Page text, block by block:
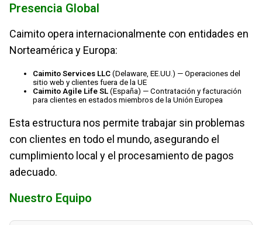
Presencia Global
Caimito opera internacionalmente con entidades en
Norteamérica y Europa:
Caimito Services LLC (Delaware, EE.UU.) — Operaciones del
sitio web y clientes fuera de la UE
Caimito Agile Life SL (España) — Contratación y facturación
para clientes en estados miembros de la Unión Europea
Esta estructura nos permite trabajar sin problemas
con clientes en todo el mundo, asegurando el
cumplimiento local y el procesamiento de pagos
adecuado.
Nuestro Equipo